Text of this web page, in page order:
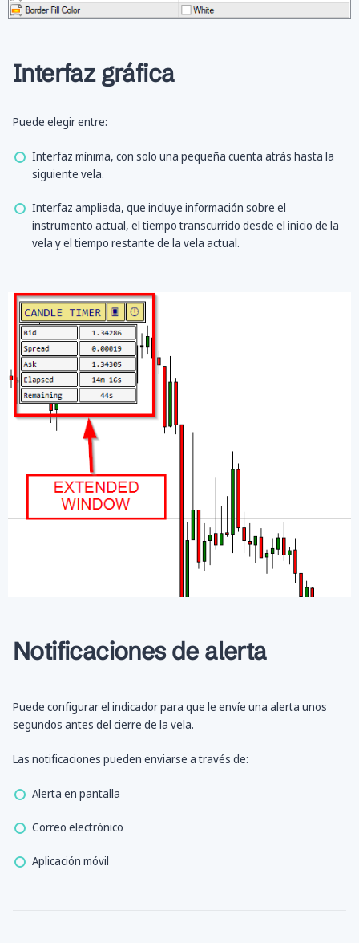
Interfaz gráfica
Puede elegir entre:
Interfaz mínima, con solo una pequeña cuenta atrás hasta la
siguiente vela.
Interfaz ampliada, que incluye información sobre el
instrumento actual, el tiempo transcurrido desde el inicio de la
vela y el tiempo restante de la vela actual.
Notificaciones de alerta
Puede configurar el indicador para que le envíe una alerta unos
segundos antes del cierre de la vela.
Las notificaciones pueden enviarse a través de:
Alerta en pantalla
Correo electrónico
Aplicación móvil